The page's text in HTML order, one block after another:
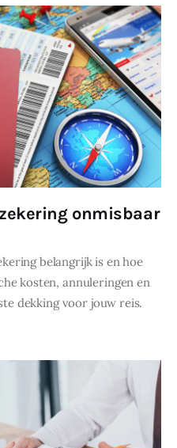
onmisbaar
belangrijk is en hoe
kosten, annuleringen en
dekking voor jouw reis.
DELEN